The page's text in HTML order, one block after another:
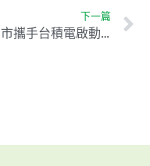
下一篇
台中市攜手台積電啟動海岸造林計畫 碳權認證正式通過